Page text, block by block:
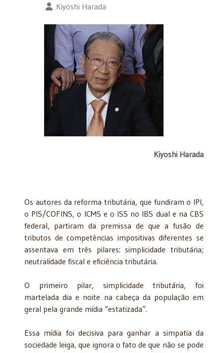
Detalhes Kiyoshi Harada
Kiyoshi Harada
Os autores da reforma tributária, que fundiram o IPI,
o PIS/COFINS, o ICMS e o ISS no IBS dual e na CBS
federal, partiram da premissa de que a fusão de
tributos de competências impositivas diferentes se
assentava em três pilares: simplicidade tributária;
neutralidade fiscal e eficiência tributária.
O primeiro pilar, simplicidade tributária, foi
martelada dia e noite na cabeça da população em
geral pela grande mídia “estatizada”.
Essa mídia foi decisiva para ganhar a simpatia da
sociedade leiga, que ignora o fato de que não se pode